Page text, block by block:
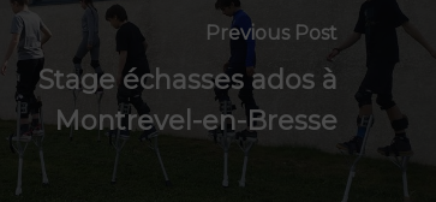
Previous Post
Stage échasses ados à
Montrevel-en-Bresse